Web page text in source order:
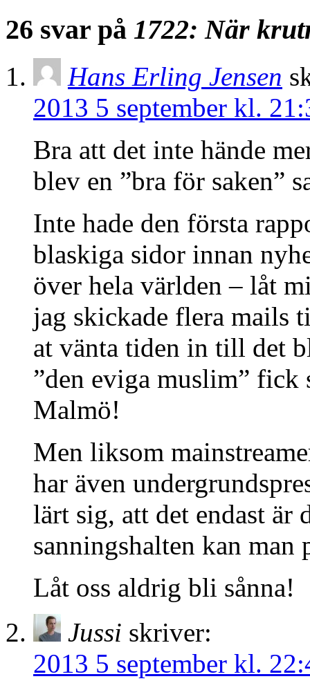
26 svar på 1722: När
Hans Erling Jensen
2013 5 september kl.
Bra att det inte hände
blev en ”bra för saken”
Inte hade den första
blaskiga sidor innan
över hela världen – låt
jag skickade flera mails
at vänta tiden in till det
”den eviga muslim” fick
Malmö!
Men liksom
har även
lärt sig, att det endast är
sanningshalten kan man
Låt oss aldrig bli sånna!
Jussi skriver:
2013 5 september kl.